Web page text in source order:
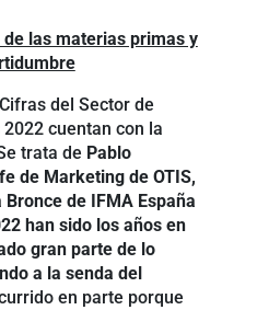
las materias primas y
del Sector de
cuentan con la
trata de Pablo
de Marketing de OTIS,
de IFMA España
han sido los años en
gran parte de lo
a la senda del
en parte porque